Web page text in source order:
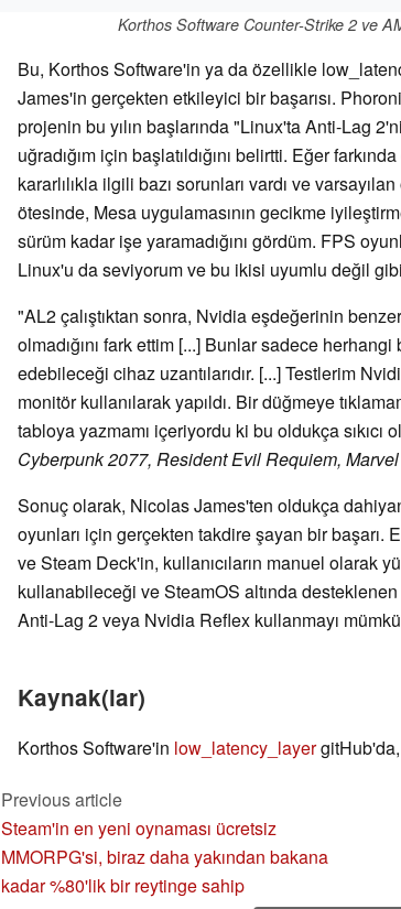
Korthos Software Counter-Strike 2 ve
Bu, Korthos Software'in ya da özellikle
James'in gerçekten etkileyici bir başarısı.
projenin bu yılın başlarında "Linux'ta Anti-Lag
uğradığım için başlatıldığını belirtti. Eğer
kararlılıkla ilgili bazı sorunları vardı ve
ötesinde, Mesa uygulamasının gecikme
sürüm kadar işe yaramadığını gördüm. FPS
Linux'u da seviyorum ve bu ikisi uyumlu değil
"AL2 çalıştıktan sonra, Nvidia eşdeğerinin
olmadığını fark ettim [...] Bunlar sadece
edebileceği cihaz uzantılarıdır. [...] Testlerim
monitör kullanılarak yapıldı. Bir düğmeye
tabloya yazmamı içeriyordu ki bu oldukça sıkıcı
Cyberpunk 2077, Resident Evil Requiem,
Sonuç olarak, Nicolas James'ten oldukça
oyunları için gerçekten takdire şayan bir başarı.
ve Steam Deck'in, kullanıcıların manuel olarak
kullanabileceği ve SteamOS altında
Anti-Lag 2 veya Nvidia Reflex kullanmayı
Kaynak(lar)
Korthos Software'in low_latency_layergitHub'da,
Previous article
Steam'in en yeni oynaması ücretsiz
MMORPG'si, biraz daha yakından bakana
kadar %80'lik bir reytinge sahip